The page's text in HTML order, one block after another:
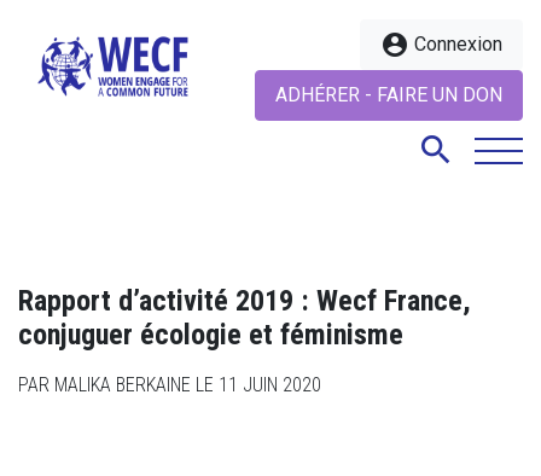
account_circle Connexion
ADHÉRER - FAIRE UN DON
search
Rapport d’activité 2019 : Wecf France,
conjuguer écologie et féminisme
PAR MALIKA BERKAINE LE 11 JUIN 2020